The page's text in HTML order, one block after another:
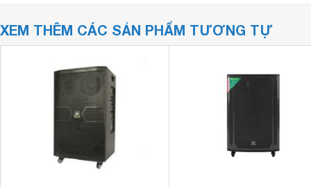
XEM THÊM CÁC SẢN PHẨM TƯƠNG TỰ